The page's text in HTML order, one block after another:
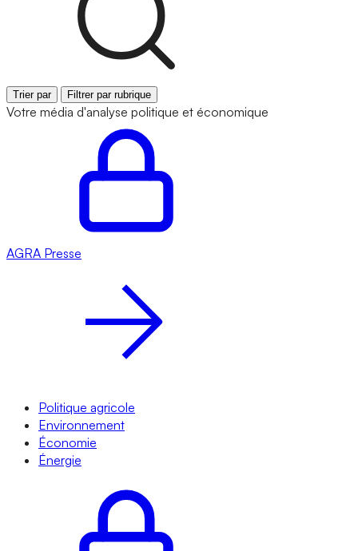
Trier par Filtrer par rubrique
Votre média d'analyse politique et économique
AGRA Presse
Politique agricole
Environnement
Économie
Énergie